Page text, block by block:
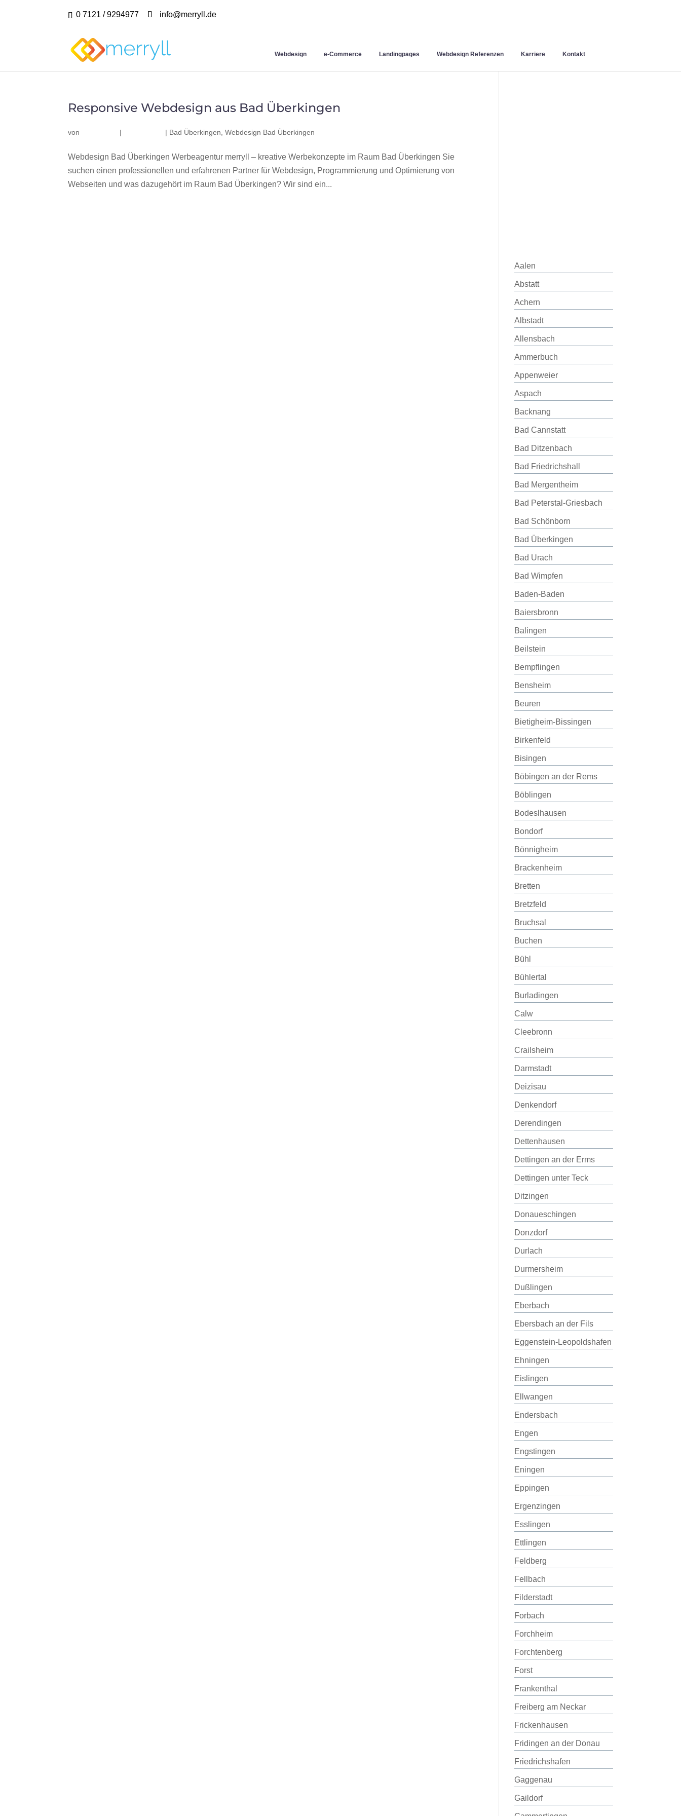
0 7121 / 9294977 info@merryll.de
Webdesign e-Commerce Landingpages Webdesign Referenzen Karriere Kontakt
Responsive Webdesign aus Bad Überkingen
von | | Bad Überkingen ,Webdesign Bad Überkingen
Webdesign Bad Überkingen Werbeagentur merryll – kreative Werbekonzepte im Raum Bad Überkingen Sie
suchen einen professionellen und erfahrenen Partner für Webdesign, Programmierung und Optimierung von
Webseiten und was dazugehört im Raum Bad Überkingen? Wir sind ein...
Aalen
Abstatt
Achern
Albstadt
Allensbach
Ammerbuch
Appenweier
Aspach
Backnang
Bad Cannstatt
Bad Ditzenbach
Bad Friedrichshall
Bad Mergentheim
Bad Peterstal-Griesbach
Bad Schönborn
Bad Überkingen
Bad Urach
Bad Wimpfen
Baden-Baden
Baiersbronn
Balingen
Beilstein
Bempflingen
Bensheim
Beuren
Bietigheim-Bissingen
Birkenfeld
Bisingen
Böbingen an der Rems
Böblingen
Bodeslhausen
Bondorf
Bönnigheim
Brackenheim
Bretten
Bretzfeld
Bruchsal
Buchen
Bühl
Bühlertal
Burladingen
Calw
Cleebronn
Crailsheim
Darmstadt
Deizisau
Denkendorf
Derendingen
Dettenhausen
Dettingen an der Erms
Dettingen unter Teck
Ditzingen
Donaueschingen
Donzdorf
Durlach
Durmersheim
Dußlingen
Eberbach
Ebersbach an der Fils
Eggenstein-Leopoldshafen
Ehningen
Eislingen
Ellwangen
Endersbach
Engen
Engstingen
Eningen
Eppingen
Ergenzingen
Esslingen
Ettlingen
Feldberg
Fellbach
Filderstadt
Forbach
Forchheim
Forchtenberg
Forst
Frankenthal
Freiberg am Neckar
Frickenhausen
Fridingen an der Donau
Friedrichshafen
Gaggenau
Gaildorf